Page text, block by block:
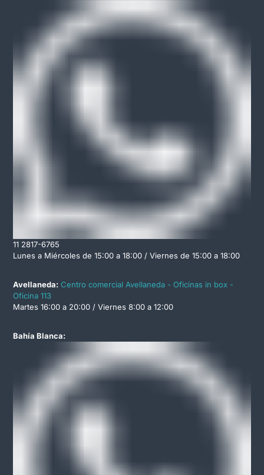
11 2817-6765
Lunes a Miércoles de 15:00 a 18:00 / Viernes de 15:00 a 18:00
Avellaneda: Centro comercial Avellaneda - Oficinas in box -
Oficina 113
Martes 16:00 a 20:00 / Viernes 8:00 a 12:00
Bahía Blanca: